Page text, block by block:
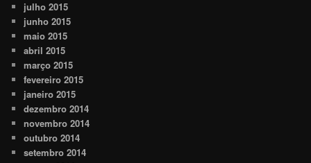
julho 2015
junho 2015
maio 2015
abril 2015
março 2015
fevereiro 2015
janeiro 2015
dezembro 2014
novembro 2014
outubro 2014
setembro 2014